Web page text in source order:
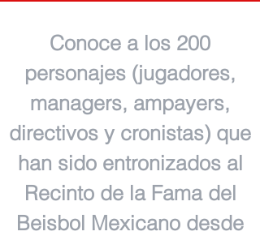
Conoce a los 200
personajes (jugadores,
managers, ampayers,
directivos y cronistas) que
han sido entronizados al
Recinto de la Fama del
Beisbol Mexicano desde